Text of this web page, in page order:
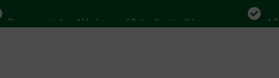
zwischen Abholung und Botendienst wählen 4.000